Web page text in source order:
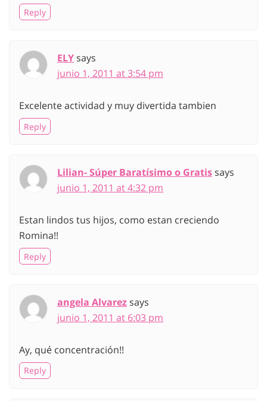
Reply
ELYsays
junio 1, 2011 at 3:54 pm
Excelente actividad y muy divertida tambien
Reply
Lilian- Súper Baratísimo o Gratissays
junio 1, 2011 at 4:32 pm
Estan lindos tus hijos, como estan creciendo
Romina!!
Reply
angela Alvarezsays
junio 1, 2011 at 6:03 pm
Ay, qué concentración!!
Reply